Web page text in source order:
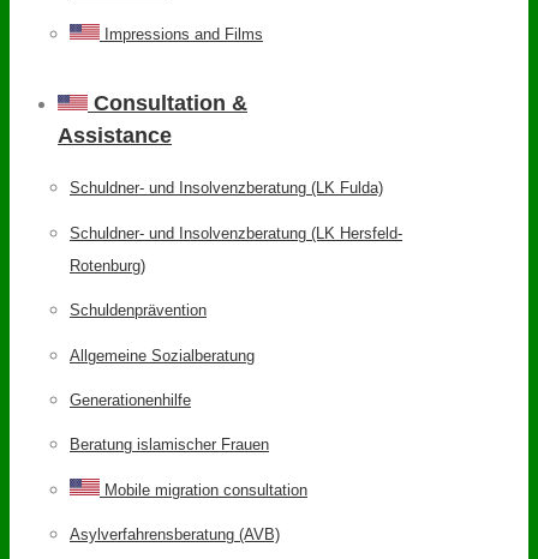
Impressions and Films
Consultation &
Assistance
Schuldner- und Insolvenzberatung (LK Fulda)
Schuldner- und Insolvenzberatung (LK Hersfeld-
Rotenburg)
Schuldenprävention
Allgemeine Sozialberatung
Generationenhilfe
Beratung islamischer Frauen
Mobile migration consultation
Asylverfahrensberatung (AVB)